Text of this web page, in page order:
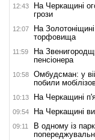
12:43
На Черкащині
грози
12:07
На
торфовища
11:59
На
пенсіонера
10:58
Омбудсман: у
побили
10:13 На Черкащині
09:54 На Черкащині
09:11
В одному із